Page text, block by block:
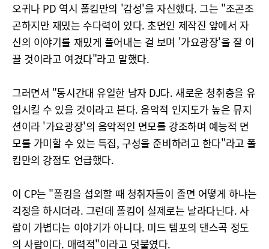
오귀나 PD 역시 폴킴만의 '감성'을 자신했다. 그는 "조곤조
곤하지만 재밌는 수다력이 있다. 초면인 제작진 앞에서 자
신의 이야기를 재밌게 풀어내는 걸 보며 '가요광장'을 잘 이
끌 것이라고 여겼다"라고 말했다.
그러면서 "동시간대 유일한 남자 DJ다. 새로운 청취층을 유
입시킬 수 있을 것이라고 본다. 음악적 인지도가 높은 뮤지
션이라 '가요광장'의 음악적인 면모를 강조하며 예능적 면
모를 가미할 수 있는 특집, 구성을 준비하려고 한다"라고 폴
킴만의 강점도 언급했다.
이 CP는 "폴킴을 섭외할 때 청취자들이 졸면 어떻게 하냐는
걱정을 하시더라. 그런데 폴킴이 실제로는 날라다닌다. 사
람이 가볍다는 이야기가 아니다. 미드 템포의 댄스곡 정도
의 사람이다. 매력적"이라고 덧붙였다.